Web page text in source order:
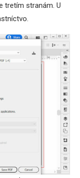
tretím stranám. U